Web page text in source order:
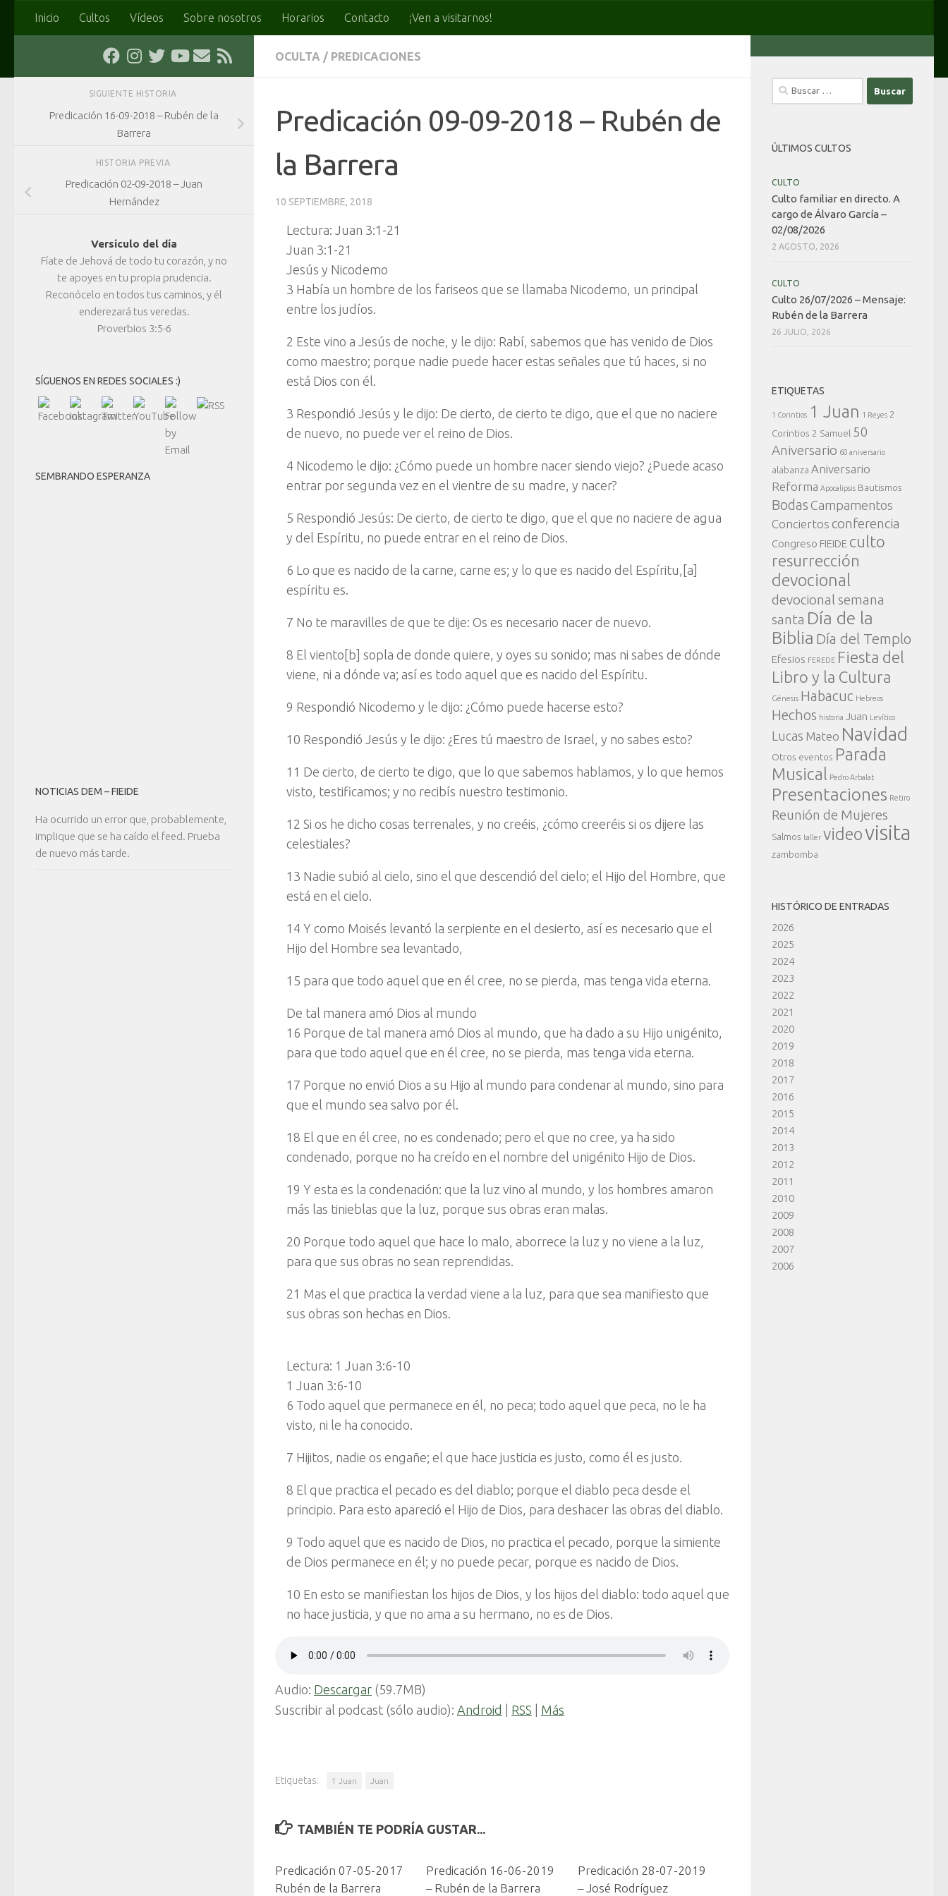
Saltar al contenido
Inicio Cultos Vídeos Sobre nosotros Horarios Contacto ¡Ven a visitarnos!
OCULTA / PREDICACIONES
Predicación 09-09-2018 – Rubén de
la Barrera
10 SEPTIEMBRE, 2018
Lectura: Juan 3:1-21
Juan 3:1-21
Jesús y Nicodemo
3 Había un hombre de los fariseos que se llamaba Nicodemo, un principal
entre los judíos.
2 Este vino a Jesús de noche, y le dijo: Rabí, sabemos que has venido de Dios
como maestro; porque nadie puede hacer estas señales que tú haces, si no
está Dios con él.
3 Respondió Jesús y le dijo: De cierto, de cierto te digo, que el que no naciere
de nuevo, no puede ver el reino de Dios.
4 Nicodemo le dijo: ¿Cómo puede un hombre nacer siendo viejo? ¿Puede acaso
entrar por segunda vez en el vientre de su madre, y nacer?
5 Respondió Jesús: De cierto, de cierto te digo, que el que no naciere de agua
y del Espíritu, no puede entrar en el reino de Dios.
6 Lo que es nacido de la carne, carne es; y lo que es nacido del Espíritu,[a]
espíritu es.
7 No te maravilles de que te dije: Os es necesario nacer de nuevo.
8 El viento[b] sopla de donde quiere, y oyes su sonido; mas ni sabes de dónde
viene, ni a dónde va; así es todo aquel que es nacido del Espíritu.
9 Respondió Nicodemo y le dijo: ¿Cómo puede hacerse esto?
10 Respondió Jesús y le dijo: ¿Eres tú maestro de Israel, y no sabes esto?
11 De cierto, de cierto te digo, que lo que sabemos hablamos, y lo que hemos
visto, testificamos; y no recibís nuestro testimonio.
12 Si os he dicho cosas terrenales, y no creéis, ¿cómo creeréis si os dijere las
celestiales?
13 Nadie subió al cielo, sino el que descendió del cielo; el Hijo del Hombre, que
está en el cielo.
14 Y como Moisés levantó la serpiente en el desierto, así es necesario que el
Hijo del Hombre sea levantado,
15 para que todo aquel que en él cree, no se pierda, mas tenga vida eterna.
De tal manera amó Dios al mundo
16 Porque de tal manera amó Dios al mundo, que ha dado a su Hijo unigénito,
para que todo aquel que en él cree, no se pierda, mas tenga vida eterna.
17 Porque no envió Dios a su Hijo al mundo para condenar al mundo, sino para
que el mundo sea salvo por él.
18 El que en él cree, no es condenado; pero el que no cree, ya ha sido
condenado, porque no ha creído en el nombre del unigénito Hijo de Dios.
19 Y esta es la condenación: que la luz vino al mundo, y los hombres amaron
más las tinieblas que la luz, porque sus obras eran malas.
20 Porque todo aquel que hace lo malo, aborrece la luz y no viene a la luz,
para que sus obras no sean reprendidas.
21 Mas el que practica la verdad viene a la luz, para que sea manifiesto que
sus obras son hechas en Dios.
Lectura: 1 Juan 3:6-10
1 Juan 3:6-10
6 Todo aquel que permanece en él, no peca; todo aquel que peca, no le ha
visto, ni le ha conocido.
7 Hijitos, nadie os engañe; el que hace justicia es justo, como él es justo.
8 El que practica el pecado es del diablo; porque el diablo peca desde el
principio. Para esto apareció el Hijo de Dios, para deshacer las obras del diablo.
9 Todo aquel que es nacido de Dios, no practica el pecado, porque la simiente
de Dios permanece en él; y no puede pecar, porque es nacido de Dios.
10 En esto se manifiestan los hijos de Dios, y los hijos del diablo: todo aquel que
no hace justicia, y que no ama a su hermano, no es de Dios.
Audio: Descargar (59.7MB)
Suscribir al podcast (sólo audio): Android RSS Más
Etiquetas: 1 Juan Juan
TAMBIÉN TE PODRÍA GUSTAR...
Predicación 07-05-2017
Rubén de la Barrera
Predicación 16-06-2019
– Rubén de la Barrera
Predicación 28-07-2019
– José Rodríguez
SIGUIENTE HISTORIA
Predicación 16-09-2018 – Rubén de la
Barrera
HISTORIA PREVIA
Predicación 02-09-2018 – Juan
Hernández
Versículo del día
Fíate de Jehová de todo tu corazón, y no
te apoyes en tu propia prudencia.
Reconócelo en todos tus caminos, y él
enderezará tus veredas.
Proverbios 3:5-6
SÍGUENOS EN REDES SOCIALES :)
SEMBRANDO ESPERANZA
NOTICIAS DEM – FIEIDE
Ha ocurrido un error que, probablemente,
implique que se ha caído el feed. Prueba
de nuevo más tarde.
Buscar:
ÚLTIMOS CULTOS
CULTO
Culto familiar en directo. A
cargo de Álvaro García –
02/08/2026
2 AGOSTO, 2026
CULTO
Culto 26/07/2026 – Mensaje:
Rubén de la Barrera
26 JULIO, 2026
ETIQUETAS
1 Corintios 1 Juan 1 Reyes 2
Corintios 2 Samuel 50
Aniversario 60 aniversario
alabanza Aniversario
Reforma Apocalipsis Bautismos
Bodas Campamentos
Conciertos conferencia
Congreso FIEIDE culto
resurrección
devocional
devocional semana
santa Día de la
Biblia Día del Templo
Efesios FEREDE Fiesta del
Libro y la Cultura
Génesis Habacuc Hebreos
Hechos historia Juan Levítico
Lucas Mateo Navidad
Otros eventos Parada
Musical
Pedro Arbalat
Presentaciones Retiro
Reunión de Mujeres
Salmos taller videovisita
zambomba
HISTÓRICO DE ENTRADAS
2026
2025
2024
2023
2022
2021
2020
2019
2018
2017
2016
2015
2014
2013
2012
2011
2010
2009
2008
2007
2006